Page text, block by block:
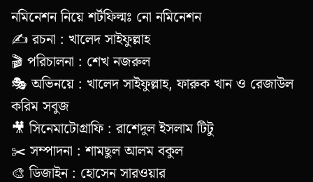
নমিনেশন নিয়ে শর্টফিল্মঃ নো নমিনেশন
✍️ রচনা : খালেদ সাইফুল্লাহ
🎬 পরিচালনা : শেখ নজরুল
🎭 অভিনয়ে : খালেদ সাইফুল্লাহ, ফারুক খান ও রেজাউল
করিম সবুজ
🎥 সিনেমাটোগ্রাফি : রাশেদুল ইসলাম টিটু
✂️ সম্পাদনা : শামছুল আলম বকুল
🎨 ডিজাইন : হোসেন সারওয়ার